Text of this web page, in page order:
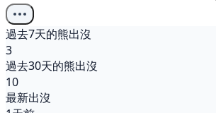
過去7天的熊出沒
3
過去30天的熊出沒
10
最新出沒